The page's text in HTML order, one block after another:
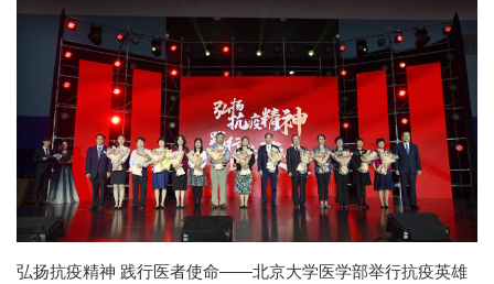
弘扬抗疫精神 践行医者使命——北京大学医学部举行抗疫英雄